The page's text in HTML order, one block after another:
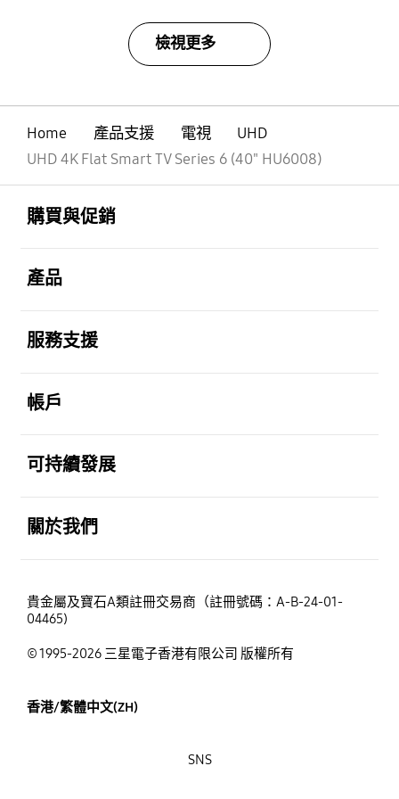
檢視更多
Home 產品支援 電視
UHD
UHD 4K Flat Smart TV Series 6 (40" HU6008)
購買與促銷
產品
服務支援
帳戶
可持續發展
關於我們
貴金屬及寶石A類註冊交易商（註冊號碼：A-B-24-01-
04465)
© 1995-2026 三星電子香港有限公司 版權所有
香港/繁體中文(ZH)
SNS